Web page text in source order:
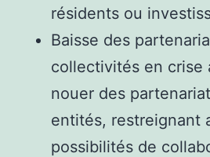
résidents ou
Baisse des
collectivités en crise
nouer des
entités, restreignant
possibilités de